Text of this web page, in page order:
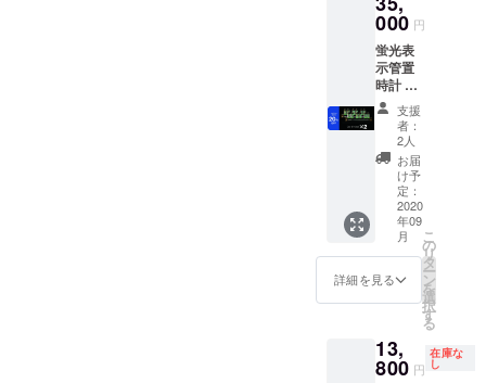
ン小物とし
て採用いた
だいており
ます。
000 円
蛍光表
示管置
時計 2
個 送
料・消
費税込
み 通常
販売価
44,000
円より
20%OF
F
支援
者：
2人
お届
け予
定：
2020
年09
月
詳細を見る
こ
の
リ
タ
ー
ン
を
選
択
す
る
13,
800 円
在庫な
し